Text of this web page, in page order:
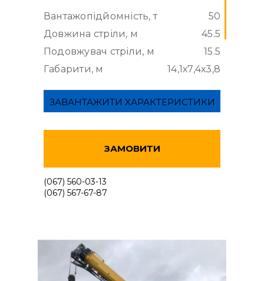
Вантажопідйомність, т
50
Довжина стріли, м
45.5
Подовжувач стріли, м
15.5
Габарити, м
14,1х7,4х3,8
ЗАВАНТАЖИТИ ХАРАКТЕРИСТИКИ
ЗАМОВИТИ
(067) 560-03-13
(067) 567-67-87